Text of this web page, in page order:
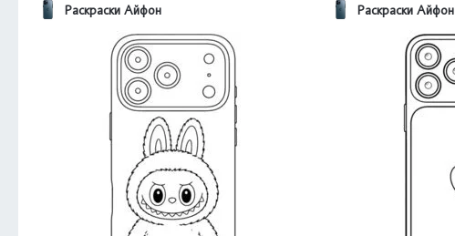
Раскраски Айфон Раскраски Айфон